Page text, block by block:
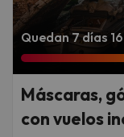
Quedan 7 días
Máscaras,
con vuelos